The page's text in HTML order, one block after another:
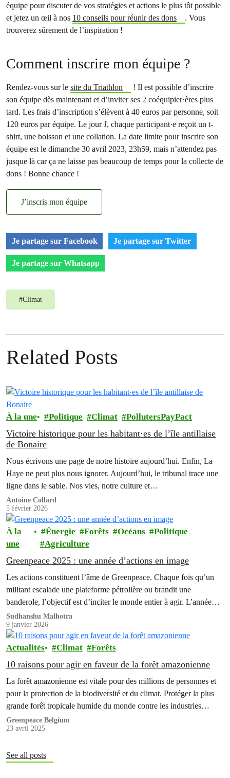
équipe pour discuter de vos stratégies et actions le plus tôt possible
et jetez un œil à nos 10 conseils pour réunir des dons
. Vous
trouverez sûrement de l’inspiration !
Comment inscrire mon équipe ?
Rendez-vous sur le site du Triathlon
! Il est possible d’inscrire
son équipe dès maintenant et d’inviter ses 2 coéquipier·ères plus
tard. Les frais d’inscription s’élèvent à 40 euros par personne, soit
120 euros par équipe. Le jour J, chaque participant·e reçoit un t-
shirt, une boisson et une collation. La date limite pour inscrire son
équipe est le dimanche 30 avril 2023, 23h59, mais n’attendez pas
jusque là car ça ne laisse pas beaucoup de temps pour la collecte de
dons ! Bonne chance !
J’inscris mon équipe
Je partage sur Facebook Je partage sur Twitter
Je partage sur Whatsapp
#Climat
Related Posts
À la une Politique Climat PollutersPayPact
Victoire historique pour les habitant·es de l’île antillaise
de Bonaire
Nous écrivons une page de notre histoire aujourd’hui. Enfin, La
Haye ne peut plus nous ignorer. Aujourd’hui, le tribunal trace une
ligne dans le sable. Nos vies, notre culture et…
Antoine Collard
5 février 2026
À la
une
Énergie Forêts Océans
Politique
Agriculture
Greenpeace 2025 : une année d’actions en image
Les actions constituent l’âme de Greenpeace. Chaque fois qu’un
militant escalade une plateforme pétrolière ou brandit une
banderole, l’objectif est d’inciter le monde entier à agir. L’année
2025 a été…
Sudhanshu Malhotra
9 janvier 2026
Actualités Climat Forêts
10 raisons pour agir en faveur de la forêt amazonienne
La forêt amazonienne est vitale pour des millions de personnes et
pour la protection de la biodiversité et du climat. Protéger la plus
grande forêt tropicale humide du monde contre les industries
bassement mercantiles ne sera possible que si des gens du monde
entier agissent ensemble.
Greenpeace Belgium
23 avril 2025
See all posts